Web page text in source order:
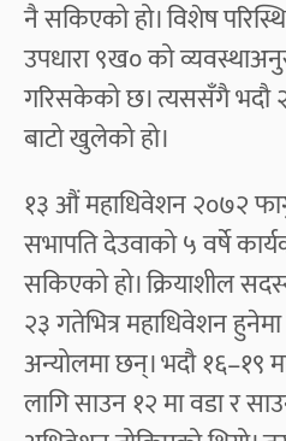
नै सकिएको हो। विशेष
उपधारा ९ख० को
गरिसकेको छ। त्यससँगै भदौ
बाटो खुलेको हो।
१३ औं महाधिवेशन २०७२
सभापति देउवाको ५ वर्षे
सकिएको हो। क्रियाशील
२३ गतेभित्र महाधिवेशन
अन्योलमा छन्। भदौ १६–१९
लागि साउन १२ मा वडा र